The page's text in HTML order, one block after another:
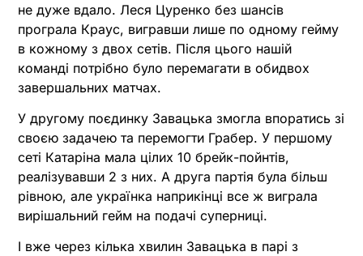
не дуже вдало. Леся Цуренко без шансів
програла Краус, вигравши лише по одному гейму
в кожному з двох сетів. Після цього нашій
команді потрібно було перемагати в обидвох
завершальних матчах.
У другому поєдинку Завацька змогла впоратись зі
своєю задачею та перемогти Грабер. У першому
сеті Катаріна мала цілих 10 брейк-пойнтів,
реалізувавши 2 з них. А друга партія була більш
рівною, але українка наприкінці все ж виграла
вирішальний гейм на подачі суперниці.
І вже через кілька хвилин Завацька в парі з